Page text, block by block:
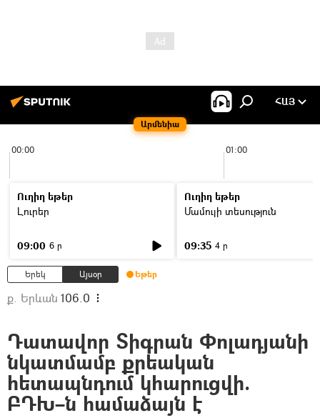
Արմենիա
ՀԱՅ
00:00 01:00
Ուղիղ եթեր
Լուրեր
09:00 6 ր
Ուղիղ եթեր
Մամուլի տեսություն
09:35 4 ր
Երեկ Այսօր Եթեր
ք. Երևան 106.0
Դատավոր Տիգրան Փոլադյանի
նկատմամբ քրեական
հետապնդում կհարուցվի.
ԲԴԽ–ն համաձայն է